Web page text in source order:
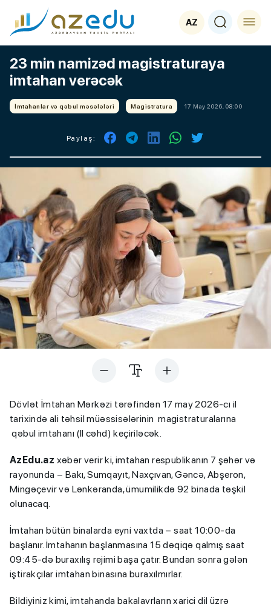
AZ
23 min namizəd magistraturaya
imtahan verəcək
İmtahanlar və qəbul məsələləri Magistratura 17 May 2026, 08:00
Paylaş:
Dövlət İmtahan Mərkəzi tərəfindən 17 may 2026-cı il
tarixində ali təhsil müəssisələrinin magistraturalarına
qəbul imtahanı (II cəhd) keçiriləcək.
AzEdu.az xəbər verir ki, imtahan respublikanın 7 şəhər və
rayonunda – Bakı, Sumqayıt, Naxçıvan, Gəncə, Abşeron,
Mingəçevir və Lənkəranda, ümumilikdə 92 binada təşkil
olunacaq.
İmtahan bütün binalarda eyni vaxtda – saat 10:00-da
başlanır. İmtahanın başlanmasına 15 dəqiqə qalmış saat
09:45-də buraxılış rejimi başa çatır. Bundan sonra gələn
iştirakçılar imtahan binasına buraxılmırlar.
Bildiyiniz kimi, imtahanda bakalavrların xarici dil üzrə